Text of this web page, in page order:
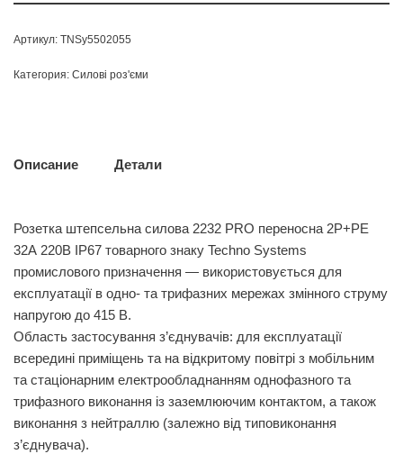
Артикул: TNSy5502055
Категория: Силові роз'єми
Описание Детали
Розетка штепсельна силова 2232 PRO переносна 2Р+PЕ
32А 220В IP67 товарного знаку Techno Systems
промислового призначення — використовується для
експлуатації в одно- та трифазних мережах змінного струму
напругою до 415 В.
Область застосування з’єднувачів: для експлуатації
всередині приміщень та на відкритому повітрі з мобільним
та стаціонарним електрообладнанням однофазного та
трифазного виконання із заземлюючим контактом, а також
виконання з нейтраллю (залежно від типовиконання
з’єднувача).